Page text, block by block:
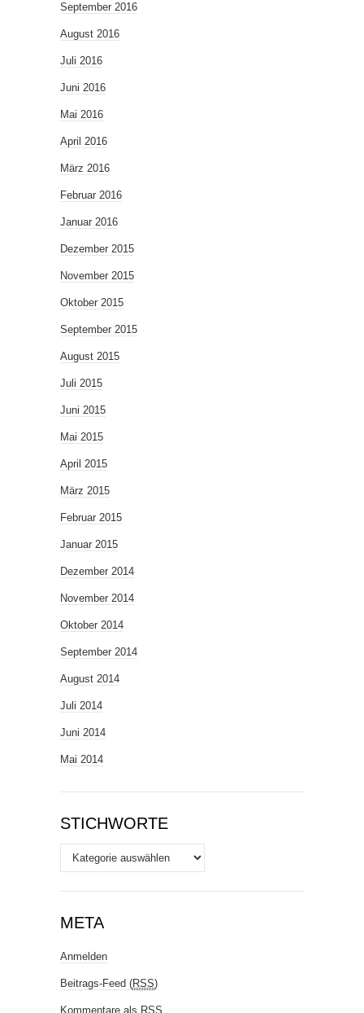
September 2016
August 2016
Juli 2016
Juni 2016
Mai 2016
April 2016
März 2016
Februar 2016
Januar 2016
Dezember 2015
November 2015
Oktober 2015
September 2015
August 2015
Juli 2015
Juni 2015
Mai 2015
April 2015
März 2015
Februar 2015
Januar 2015
Dezember 2014
November 2014
Oktober 2014
September 2014
August 2014
Juli 2014
Juni 2014
Mai 2014
STICHWORTE
Stichworte
META
Anmelden
Beitrags-Feed (RSS)
Kommentare als RSS